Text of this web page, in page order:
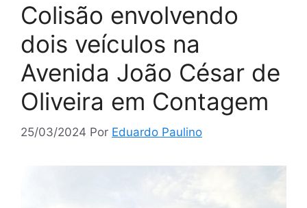
Colisão envolvendo
dois veículos na
Avenida João César de
Oliveira em Contagem
25/03/2024 Por Eduardo Paulino